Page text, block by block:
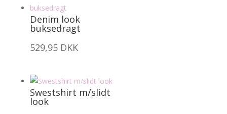
Denim look
buksedragt
529,95 DKK
Swestshirt m/slidt
look